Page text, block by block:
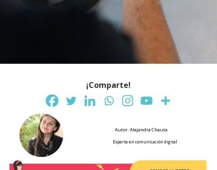
¡Comparte!
Autor: Alejandra Chauta
Experta en comunicación digital